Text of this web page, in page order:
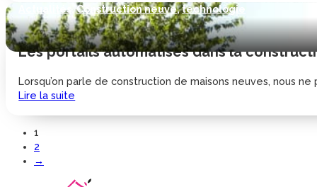
Actualités ,Construction neuve,technologie
Les portails automatisés dans la
Lorsqu’on parle de construction de maisons neuves, nous
Lire la suite
1
2
→